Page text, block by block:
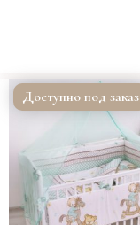
Доступно под заказ